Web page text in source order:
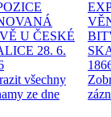
U ČESKÉ
28. 6.
všechny
ze dne